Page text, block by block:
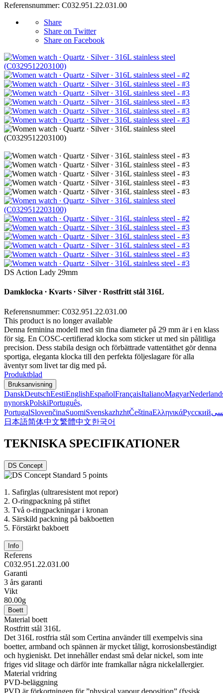
Referensnummer: C032.951.22.031.00
Share
Share on Twitter
Share on Facebook
DS Action Lady 29mm
Damklocka ∙ Kvarts ∙ Silver ∙ Rostfritt stål 316L
Referensnummer: C032.951.22.031.00
This product is no longer available
Denna feminina modell med sin fina diameter på 29 mm är i en klass
för sig. En COSC-certifierad klocka som sticker ut med sin pålitliga
precision. Dess stabila design och förbättrade vattentäthet gör denna
sportiga, eleganta klocka till den perfekta följeslagare för alla
äventyr som livet tar dig med på.
Produktblad
Bruksanvisning
DanskDeutschEestiEnglishEspañolFrançaisItalianoMagyar
nynorskPolskiPortuguês,
PortugalSlovenčinaSuomiSvenskazhzhtČeštinaΕλληνικάРусский
日本語简体中文繁體中文한국어
TEKNISKA SPECIFIKATIONER
DS Concept
1. Safirglas (ultraresistent mot repor)
2. O-ringpackning på stiftet
3. Två o-ringpackningar i kronan
4. Särskild packning på bakboetten
5. Förstärkt bakboett
Info
Referens
C032.951.22.031.00
Garanti
3 års garanti
Vikt
80.00g
Boett
Material boett
Rostfritt stål 316L
Det 316L rostfria stål som Certina använder till exempelvis sina
boetter, armband och spännen är mycket tåligt, korrosionsbeständigt
och hygieniskt. Det innehåller endast små delar nickel, som inte
friges vid slitage och därför inte framkallar några nickelallergier.
Material vridring
PVD-beläggning